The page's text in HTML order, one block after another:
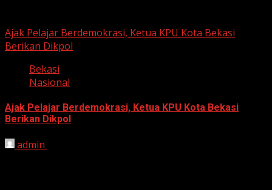
Ajak Pelajar Berdemokrasi, Ketua KPU Kota Bekasi
Berikan Dikpol
Bekasi
Nasional
Ajak Pelajar Berdemokrasi, Ketua KPU Kota Bekasi
Berikan Dikpol
admin